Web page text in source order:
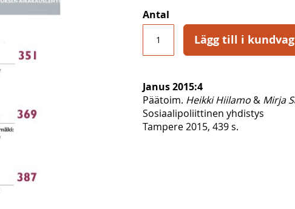
Antal
Lägg till i
Janus 2015:4
Päätoim. Heikki Hiilamo& Mirja
Sosiaalipoliittinen yhdistys
Tampere 2015, 439 s.